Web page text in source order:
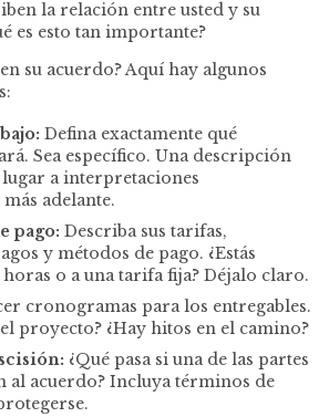
la relación entre usted y su
es esto tan importante?
su acuerdo? Aquí hay algunos
Defina exactamente qué
Sea específico. Una descripción
a interpretaciones
adelante.
pago: Describa sus tarifas,
y métodos de pago. ¿Estás
o a una tarifa fija? Déjalo claro.
cronogramas para los entregables.
proyecto? ¿Hay hitos en el camino?
¿Qué pasa si una de las partes
al acuerdo? Incluya términos de